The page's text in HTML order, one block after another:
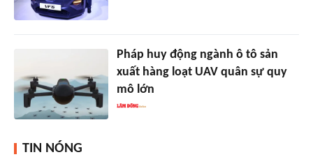
Pháp huy động ngành ô tô sản
xuất hàng loạt UAV quân sự quy
mô lớn
TIN NÓNG